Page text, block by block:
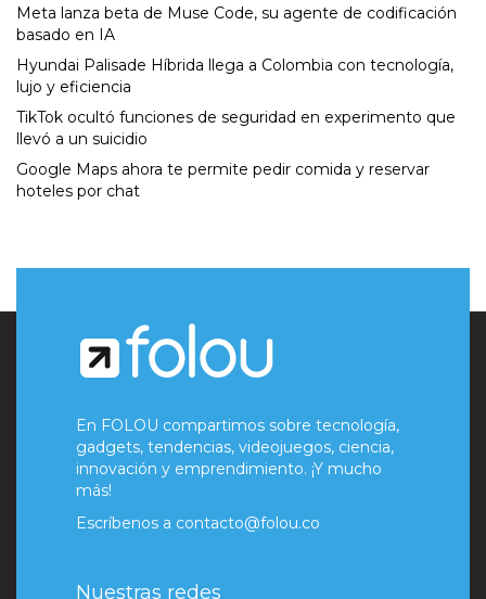
Meta lanza beta de Muse Code, su agente de codificación
basado en IA
Hyundai Palisade Híbrida llega a Colombia con tecnología,
lujo y eficiencia
TikTok ocultó funciones de seguridad en experimento que
llevó a un suicidio
Google Maps ahora te permite pedir comida y reservar
hoteles por chat
En FOLOU compartimos sobre tecnología,
gadgets, tendencias, videojuegos, ciencia,
innovación y emprendimiento. ¡Y mucho
más!
Escríbenos a contacto@folou.co
Nuestras redes